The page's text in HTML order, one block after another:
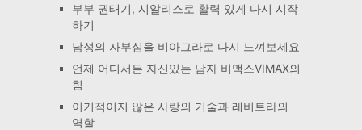
부부 권태기, 시알리스로 활력 있게 다시 시작
하기
남성의 자부심을 비아그라로 다시 느껴보세요
언제 어디서든 자신있는 남자 비맥스VIMAX의
힘
이기적이지 않은 사랑의 기술과 레비트라의
역할